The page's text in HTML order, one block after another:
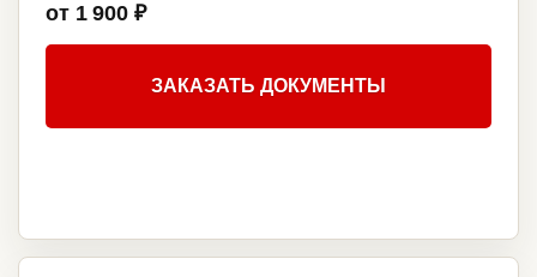
от 1 900 ₽
ЗАКАЗАТЬ ДОКУМЕНТЫ